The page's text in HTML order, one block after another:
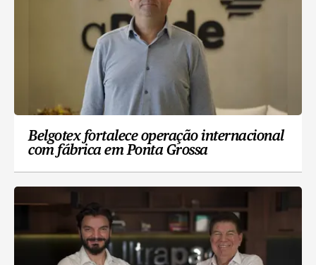
Belgotex fortalece operação internacional
com fábrica em Ponta Grossa